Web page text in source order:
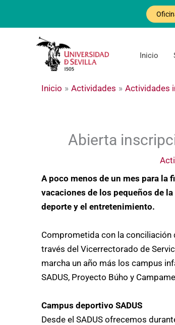
Inicio
Inicio Actividades Actividades
Abierta
A poco menos de un mes para la
vacaciones de los pequeños de
deporte y el entretenimiento.
Comprometida con la conciliación
través del Vicerrectorado de
marcha un año más los campus
SADUS, Proyecto Búho y
Campus deportivo SADUS
Desde el SADUS ofrecemos